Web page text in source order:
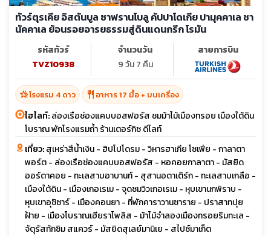
ทัวร์ตุรเคีย อิสตันบูล ซาฟรานโบลู คัปปาโดเกีย ปามุคคาเล ชา
นัคคาเล ย้อนรอยอารยธรรมสู่ดินแดนกรีก โรมัน
รหัสทัวร์
TVZ10938
จำนวนวัน
9 วัน 7 คืน
สายการบิน
hotel_classโรงแรม 4 ดาว restaurant อาหาร 17 มื้อ + บนเครื่อง
ไฮไลท์:ล่องเรือช่องแคบบอสฟอรัส ชมม้าไม้เมืองทรอย เมืองใต้ดิน
โบราณ พักโรงแรมถ้ำ ร้านเตอร์กิช ดีไลท์
เที่ยว:สุเหร่าสีน้ำเงิน - ฮิปโปโดรม - วิหารฮาเกีย โซเฟีย - กาลาตา
พอร์ต - ล่องเรือช่องแคบบอสฟอรัส - หอคอยกาลาตา - มัสยิด
ออร์ตาคอย - ทะเลสาบอาบานท์ - สุสานอตาเติร์ก - ทะเลสาบเกลือ -
เมืองใต้ดิน - เมืองเกอเรเม - จุดชมวิวเกอเรเม - หุบเขานกพิราบ -
หุบเขาอุชิซาร์ - เมืองคอนยา - ที่พักคาราวานซาราย - ปราสาทปุย
ฝ้าย - เมืองโบราณเฮียราโพลิส - ม้าไม้จำลองเมืองทรอยริมทะเล -
จัตุรัสทักซิม สแควร์ - มัสยิดสุเลย์มานิเย - สไปซ์มาเก็ต